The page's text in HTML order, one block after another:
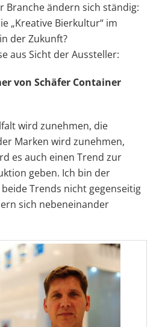
Branche ändern sich ständig:
„Kreative Bierkultur“ im
der Zukunft?
aus Sicht der Aussteller:
von Schäfer Container
wird zunehmen, die
Marken wird zunehmen,
es auch einen Trend zur
geben. Ich bin der
Trends nicht gegenseitig
sich nebeneinander